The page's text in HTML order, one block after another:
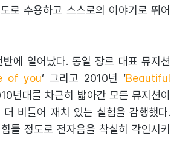
로 수용하고 스스로의 이야기로 뛰어
에 일어났다. 동일 장르 대표 뮤지션
of you’ 그리고 2010년 ‘Beautiful
년대를 차근히 밟아간 모든 뮤지션이
비틀어 재치 있는 실험을 감행했다.
들 정도로 전자음을 착실히 각인시키